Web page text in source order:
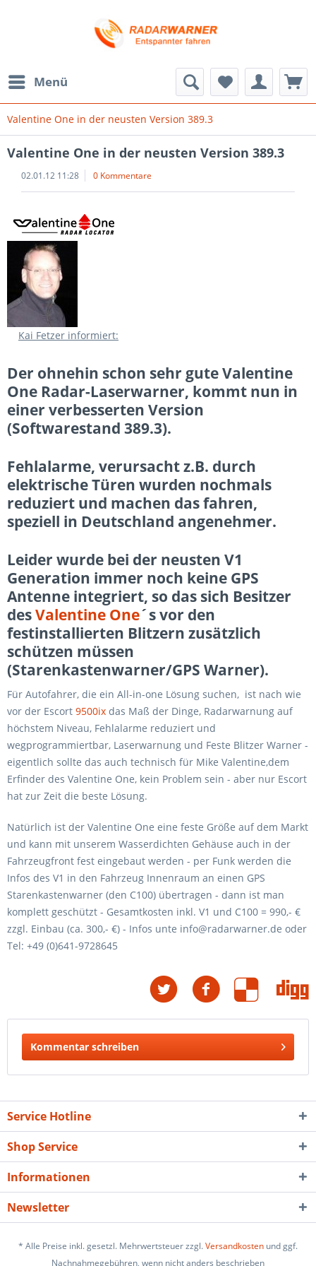
Menü
Valentine One in der neusten Version 389.3
Valentine One in der neusten Version 389.3
02.01.12 11:28 0 Kommentare
Kai Fetzer informiert:
Der ohnehin schon sehr gute Valentine
One Radar-Laserwarner, kommt nun in
einer verbesserten Version
(Softwarestand 389.3).
Fehlalarme, verursacht z.B. durch
elektrische Türen wurden nochmals
reduziert und machen das fahren,
speziell in Deutschland angenehmer.
Leider wurde bei der neusten V1
Generation immer noch keine GPS
Antenne integriert, so das sich Besitzer
desValentine One´s vor den
festinstallierten Blitzern zusätzlich
schützen müssen
(Starenkastenwarner/GPS Warner).
Für Autofahrer, die ein All-in-one Lösung suchen, ist nach wie
vor der Escort 9500ix das Maß der Dinge, Radarwarnung auf
höchstem Niveau, Fehlalarme reduziert und
wegprogrammiertbar, Laserwarnung und Feste Blitzer Warner -
eigentlich sollte das auch technisch für Mike Valentine,dem
Erfinder des Valentine One, kein Problem sein - aber nur Escort
hat zur Zeit die beste Lösung.
Natürlich ist der Valentine One eine feste Größe auf dem Markt
und kann mit unserem Wasserdichten Gehäuse auch in der
Fahrzeugfront fest eingebaut werden - per Funk werden die
Infos des V1 in den Fahrzeug Innenraum an einen GPS
Starenkastenwarner (den C100) übertragen - dann ist man
komplett geschützt - Gesamtkosten inkl. V1 und C100 = 990,- €
zzgl. Einbau (ca. 300,- €) - Infos unte info@radarwarner.de oder
Tel: +49 (0)641-9728645
Kommentar schreiben
Service Hotline
Shop Service
Informationen
Newsletter
* Alle Preise inkl. gesetzl. Mehrwertsteuer zzgl.Versandkosten und ggf.
Nachnahmegebühren, wenn nicht anders beschrieben